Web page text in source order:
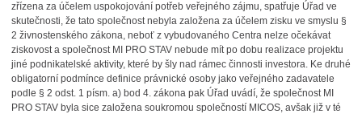
zřízena za účelem uspokojování potřeb veřejného zájmu, spatřuje Úřad ve
skutečnosti, že tato společnost nebyla založena za účelem zisku ve smyslu §
2 živnostenského zákona, neboť z vybudovaného Centra nelze očekávat
ziskovost a společnost MI PRO STAV nebude mít po dobu realizace projektu
jiné podnikatelské aktivity, které by šly nad rámec činnosti investora. Ke druhé
obligatorní podmínce definice právnické osoby jako veřejného zadavatele
podle § 2 odst. 1 písm. a) bod 4. zákona pak Úřad uvádí, že společnost MI
PRO STAV byla sice založena soukromou společností MICOS, avšak již v té